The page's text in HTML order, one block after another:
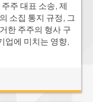
주 대표 소송, 제
소집 통지 규정, 그
한 주주의 형사 구
업에 미치는 영향,